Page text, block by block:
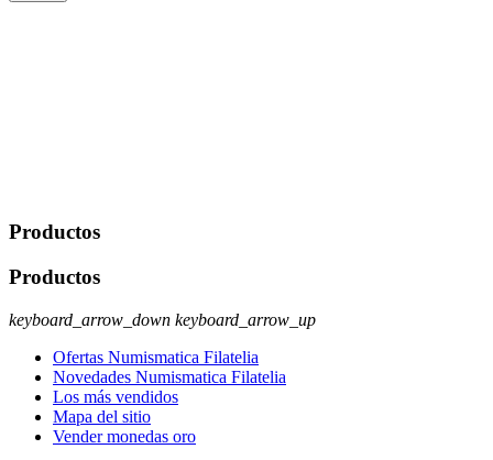
Productos
Productos
keyboard_arrow_down keyboard_arrow_up
Ofertas Numismatica Filatelia
Novedades Numismatica Filatelia
Los más vendidos
Mapa del sitio
Vender monedas oro